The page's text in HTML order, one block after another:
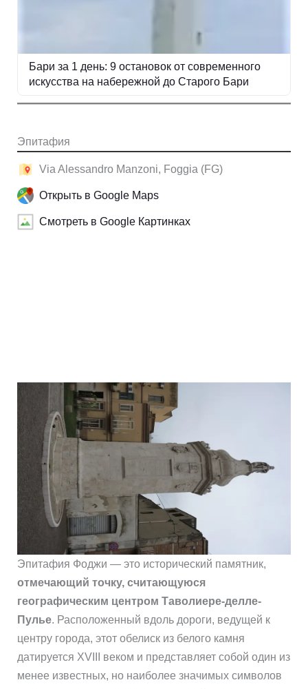
Бари за 1 день: 9 остановок от современного
искусства на набережной до Старого Бари
Эпитафия
Via Alessandro Manzoni, Foggia (FG)
Открыть в Google Maps
Смотреть в Google Картинках
Эпитафия Фоджи — это исторический памятник,
отмечающий точку, считающуюся
географическим центром Таволиере-делле-
Пулье. Расположенный вдоль дороги, ведущей к
центру города, этот обелиск из белого камня
датируется XVIII веком и представляет собой один из
менее известных, но наиболее значимых символов